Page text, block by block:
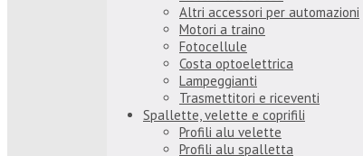
Altri accessori per automazioni
Motori a traino
Fotocellule
Costa optoelettrica
Lampeggianti
Trasmettitori e riceventi
Spallette, velette e coprifili
Profili alu velette
Profili alu spalletta